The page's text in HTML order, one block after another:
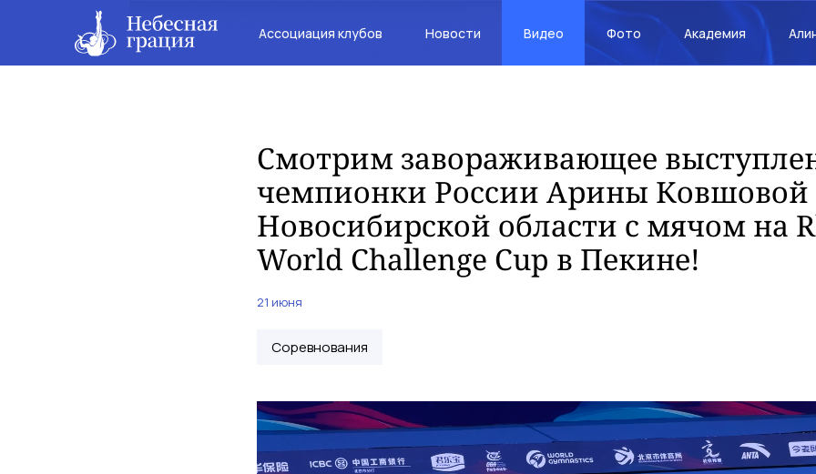
Ассоциация клубов Новости Видео Фото Академия
Смотрим завораживающее
чемпионки России Арины Ковшовой
Новосибирской области с мячом на
World Challenge Cup в Пекине!
21 июня
Соревнования